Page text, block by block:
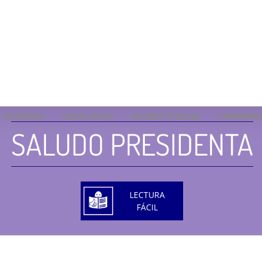
RESIDENCIA CENTRO DE DÍA VIVIENDA TUTELADA PROGRAMAS
SALUDO PRESIDENTA
LECTURA
FÁCIL